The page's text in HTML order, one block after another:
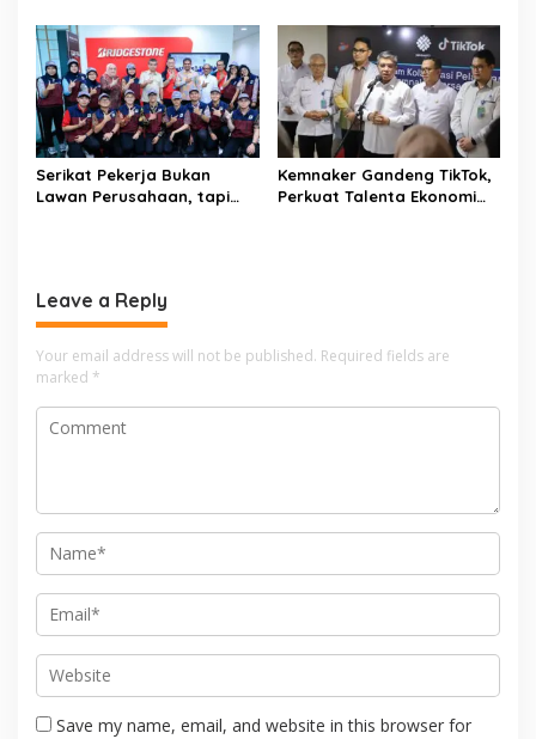
n
Tangga
Wirausaha
Serikat Pekerja Bukan
Lawan Perusahaan, tapi
Kemnaker Gandeng TikTok,
Perkuat Talenta Ekonomi
Leave a Reply
Your email address will not be published. Required fields are
marked *
Save my name, email, and website in this browser for